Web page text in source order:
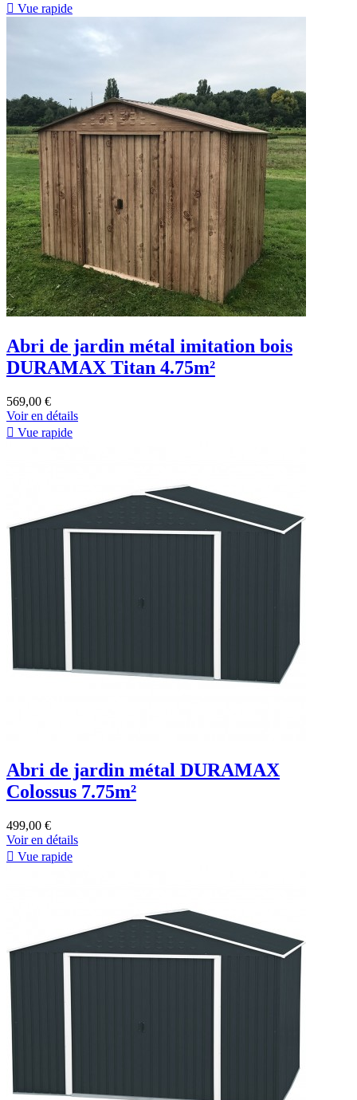
 Vue rapide
Abri de jardin métal imitation bois
DURAMAX Titan 4.75m²
569,00 €
Voir en détails
 Vue rapide
Abri de jardin métal DURAMAX
Colossus 7.75m²
499,00 €
Voir en détails
 Vue rapide